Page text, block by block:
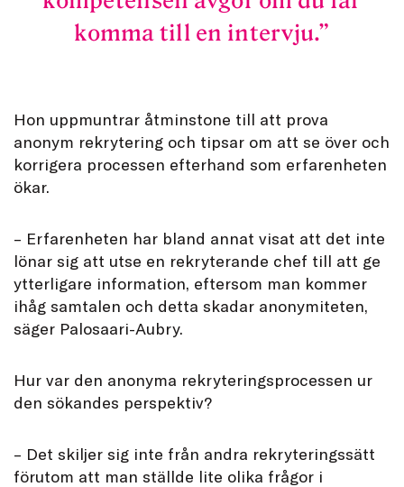
komma till en intervju.
Hon uppmuntrar åtminstone till att prova
anonym rekrytering och tipsar om att se över och
korrigera processen efterhand som erfarenheten
ökar.
– Erfarenheten har bland annat visat att det inte
lönar sig att utse en rekryterande chef till att ge
ytterligare information, eftersom man kommer
ihåg samtalen och detta skadar anonymiteten,
säger Palosaari-Aubry.
Hur var den anonyma rekryteringsprocessen ur
den sökandes perspektiv?
– Det skiljer sig inte från andra rekryteringssätt
förutom att man ställde lite olika frågor i